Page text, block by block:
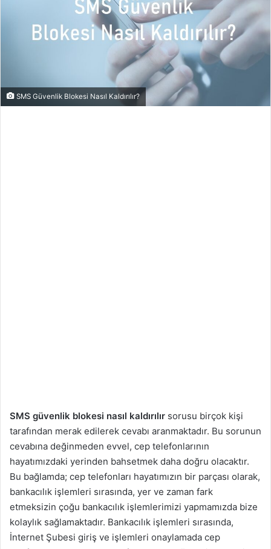
SMS Güvenlik Blokesi Nasıl Kaldırılır?
SMS güvenlik blokesi nasıl kaldırılır sorusu birçok kişi
tarafından merak edilerek cevabı aranmaktadır. Bu sorunun
cevabına değinmeden evvel, cep telefonlarının
hayatımızdaki yerinden bahsetmek daha doğru olacaktır.
Bu bağlamda; cep telefonları hayatımızın bir parçası olarak,
bankacılık işlemleri sırasında, yer ve zaman fark
etmeksizin çoğu bankacılık işlemlerimizi yapmamızda bize
kolaylık sağlamaktadır. Bankacılık işlemleri sırasında,
İnternet Şubesi giriş ve işlemleri onaylamada cep